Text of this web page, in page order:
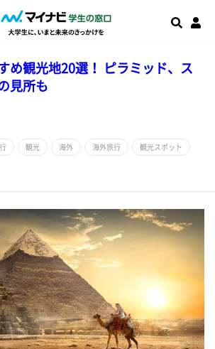
め観光地20選！ ピラミッド、ス
見所も
観光 海外 海外旅行 観光スポット